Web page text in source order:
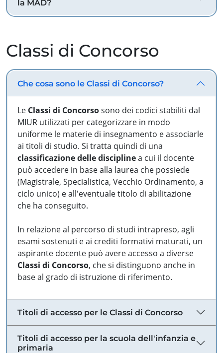
la MAD?
Classi di Concorso
Che cosa sono le Classi di Concorso?
Le Classi di Concorsosono dei codici stabiliti dal
MIUR utilizzati per categorizzare in modo
uniforme le materie di insegnamento e associarle
ai titoli di studio. Si tratta quindi di una
classificazione delle disciplinea cui il docente
può accedere in base alla laurea che possiede
(Magistrale, Specialistica, Vecchio Ordinamento, a
ciclo unico) e all'eventuale titolo di abilitazione
che ha conseguito.
In relazione al percorso di studi intrapreso, agli
esami sostenuti e ai crediti formativi maturati, un
aspirante docente può avere accesso a diverse
Classi di Concorso, che si distinguono anche in
base al grado di istruzione di riferimento.
Titoli di accesso per le Classi di Concorso
Titoli di accesso per la scuola dell'infanzia e
primaria